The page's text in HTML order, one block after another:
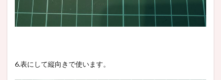
6.表にして縦向きで使います。